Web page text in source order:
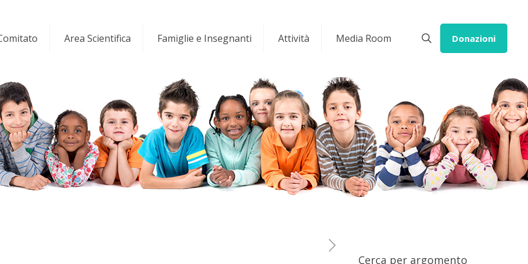
Area Scientifica Famiglie e Insegnanti Attività Media Room Donazioni
Cerca per argomento